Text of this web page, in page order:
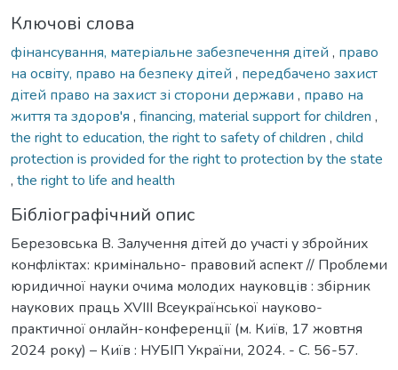
Ключові слова
фінансування, матеріальне забезпечення дітей , право
на освіту, право на безпеку дітей , передбачено захист
дітей право на захист зі сторони держави , право на
життя та здоров'я , financing, material support for children ,
the right to education, the right to safety of children , child
protection is provided for the right to protection by the state
, the right to life and health
Бібліографічний опис
Березовська В. Залучення дітей до участі у збройних
конфліктах: кримінально- правовий аспект // Проблеми
юридичної науки очима молодих науковців : збірник
наукових праць XVIII Всеукраїнської науково-
практичної онлайн-конференції (м. Київ, 17 жовтня
2024 року) – Київ : НУБІП України, 2024. - С. 56-57.